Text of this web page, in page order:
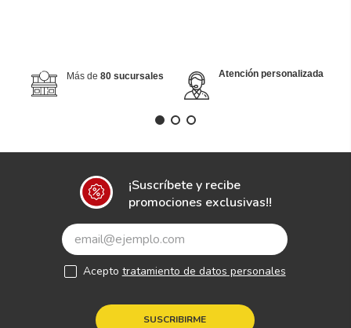
Más de 80 sucursales Atención personalizada
¡Suscríbete y recibe
promociones exclusivas!!
SUSCRIBIRME
Acepto tratamiento de datos personales